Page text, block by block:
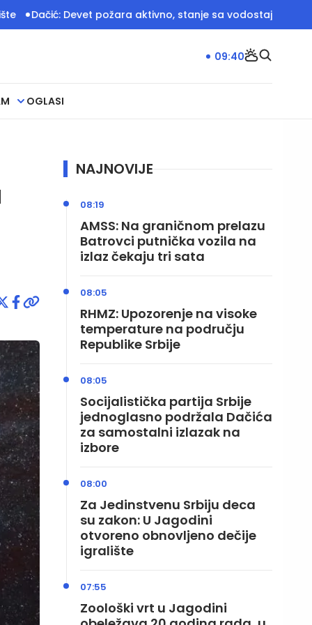
Devet požara aktivno, stanje sa vodostajima i dalje
OGLASI
09:40
NAJNOVIJE
AMSS: Na graničnom prelazu
Batrovci putnička vozila na
izlaz čekaju tri sata
08:19
RHMZ: Upozorenje na visoke
temperature na području
Republike Srbije
08:05
Socijalistička partija Srbije
jednoglasno podržala Dačića
za samostalni izlazak na
izbore
08:05
Za Jedinstvenu Srbiju deca
su zakon: U Jagodini
otvoreno obnovljeno dečije
igralište
08:00
Zoološki vrt u Jagodini
07:55